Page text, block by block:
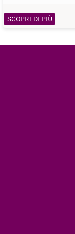
SCOPRI DI PIÙ